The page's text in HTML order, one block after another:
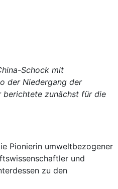
Schock mit
der Niedergang der
berichtete zunächst für die
Pionierin umweltbezogener
und
zu den